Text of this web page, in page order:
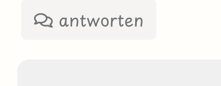
antworten